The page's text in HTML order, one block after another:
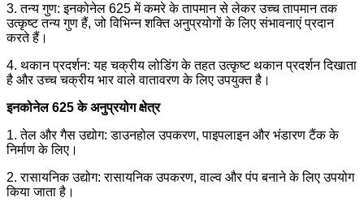
3. तन्य गुण: इनकोनेल 625 में कमरे के तापमान से लेकर उच्च तापमान तक
उत्कृष्ट तन्य गुण हैं, जो विभिन्न शक्ति अनुप्रयोगों के लिए संभावनाएं प्रदान
करते हैं।
4. थकान प्रदर्शन: यह चक्रीय लोडिंग के तहत उत्कृष्ट थकान प्रदर्शन दिखाता
है और उच्च चक्रीय भार वाले वातावरण के लिए उपयुक्त है।
इनकोनेल 625 के अनुप्रयोग क्षेत्र
1. तेल और गैस उद्योग: डाउनहोल उपकरण, पाइपलाइन और भंडारण टैंक के
निर्माण के लिए।
2. रासायनिक उद्योग: रासायनिक उपकरण, वाल्व और पंप बनाने के लिए उपयोग
किया जाता है।